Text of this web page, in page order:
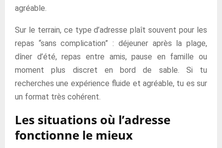
agréable.
Sur le terrain, ce type d’adresse plaît souvent pour les
repas “sans complication” : déjeuner après la plage,
dîner d’été, repas entre amis, pause en famille ou
moment plus discret en bord de sable. Si tu
recherches une expérience fluide et agréable, tu es sur
un format très cohérent.
Les situations où l’adresse
fonctionne le mieux